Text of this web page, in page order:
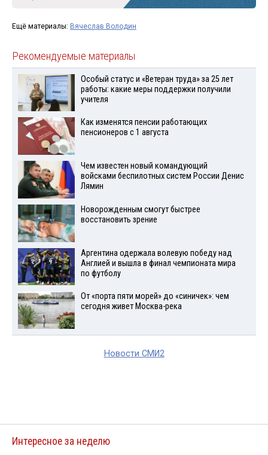
Ещё материалы: Вячеслав Володин
Рекомендуемые материалы
Особый статус и «Ветеран труда» за 25 лет
работы: какие меры поддержки получили
учителя
Как изменятся пенсии работающих
пенсионеров с 1 августа
Чем известен новый командующий
войсками беспилотных систем России Денис
Лямин
Новорожденным смогут быстрее
восстановить зрение
Аргентина одержала волевую победу над
Англией и вышла в финал чемпионата мира
по футболу
От «порта пяти морей» до «синичек»: чем
сегодня живет Москва-река
Новости СМИ2
Интересное за неделю